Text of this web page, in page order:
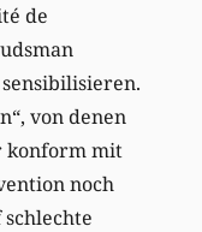
de
von denen
konform mit
noch